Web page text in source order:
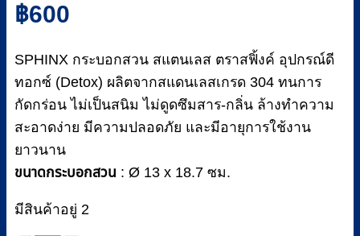
฿600
SPHINX กระบอกสวน สแตนเลส ตราสฟิ้งค์ อุปกรณ์ดี
ทอกซ์ (Detox) ผลิตจากสแดนเลสเกรด 304 ทนการ
กัดกร่อน ไม่เป็นสนิม ไม่ดูดซึมสาร-กลิ่น ล้างทำความ
สะอาดง่าย มีความปลอดภัย และมีอายุการใช้งาน
ยาวนาน
ขนาดกระบอกสวน : Ø 13 x 18.7 ซม.
มีสินค้าอยู่ 2